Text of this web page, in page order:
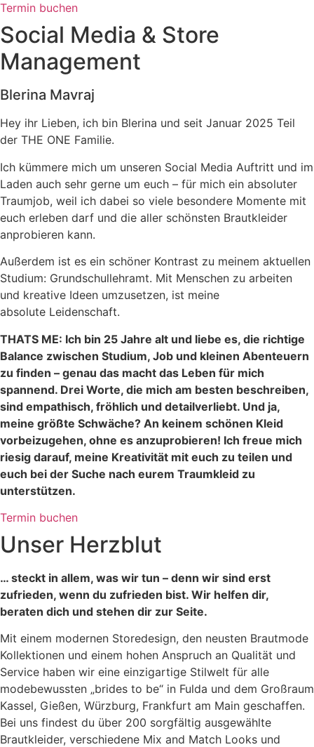
Termin buchen
Social Media & Store
Management
Blerina Mavraj
Hey ihr Lieben, ich bin Blerina und seit Januar 2025 Teil
der THE ONE Familie.
Ich kümmere mich um unseren Social Media Auftritt und im
Laden auch sehr gerne um euch – für mich ein absoluter
Traumjob, weil ich dabei so viele besondere Momente mit
euch erleben darf und die aller schönsten Brautkleider
anprobieren kann.
Außerdem ist es ein schöner Kontrast zu meinem aktuellen
Studium: Grundschullehramt. Mit Menschen zu arbeiten
und kreative Ideen umzusetzen, ist meine
absolute Leidenschaft.
THATS ME: Ich bin 25 Jahre alt und liebe es, die richtige
Balance zwischen Studium, Job und kleinen Abenteuern
zu finden – genau das macht das Leben für mich
spannend. Drei Worte, die mich am besten beschreiben,
sind empathisch, fröhlich und detailverliebt. Und ja,
meine größte Schwäche? An keinem schönen Kleid
vorbeizugehen, ohne es anzuprobieren! Ich freue mich
riesig darauf, meine Kreativität mit euch zu teilen und
euch bei der Suche nach eurem Traumkleid zu
unterstützen.
Termin buchen
Unser Herzblut
… steckt in allem, was wir tun – denn wir sind erst
zufrieden, wenn du zufrieden bist. Wir helfen dir,
beraten dich und stehen dir zur Seite.
Mit einem modernen Storedesign, den neusten Brautmode
Kollektionen und einem hohen Anspruch an Qualität und
Service haben wir eine einzigartige Stilwelt für alle
modebewussten „brides to be“ in Fulda und dem Großraum
Kassel, Gießen, Würzburg, Frankfurt am Main geschaffen.
Bei uns findest du über 200 sorgfältig ausgewählte
Brautkleider, verschiedene Mix and Match Looks und